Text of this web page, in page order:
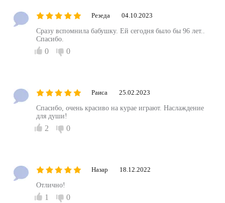
Резеда 04.10.2023
Сразу вспомнила бабушку. Ей сегодня было бы 96 лет..
Спасибо.
0 0
Раиса 25.02.2023
Спасибо, очень красиво на курае играют. Наслаждение
для души!
2 0
Назар 18.12.2022
Отлично!
1 0